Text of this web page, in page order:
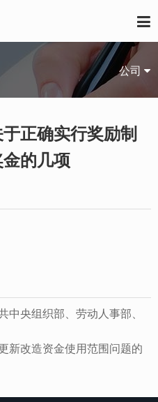
公司
正确实行奖励制
的几项
中央组织部、劳动人事部、
新改造资金使用范围问题的